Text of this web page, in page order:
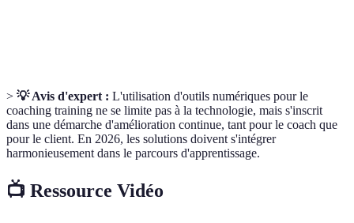
> 💡 Avis d'expert : L'utilisation d'outils numériques pour le
coaching training ne se limite pas à la technologie, mais s'inscrit
dans une démarche d'amélioration continue, tant pour le coach que
pour le client. En 2026, les solutions doivent s'intégrer
harmonieusement dans le parcours d'apprentissage.
📺 Ressource Vidéo